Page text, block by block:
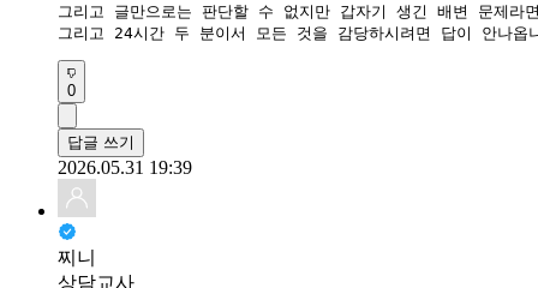
그리고 글만으로는 판단할 수 없지만 갑자기 생긴 배변 문제
그리고 24시간 두 분이서 모든 것을 감당하시려면 답이 안나
0
답글 쓰기
2026.05.31 19:39
찌니
상담교사